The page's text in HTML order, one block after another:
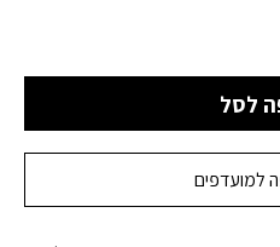
לסל
למועדפים